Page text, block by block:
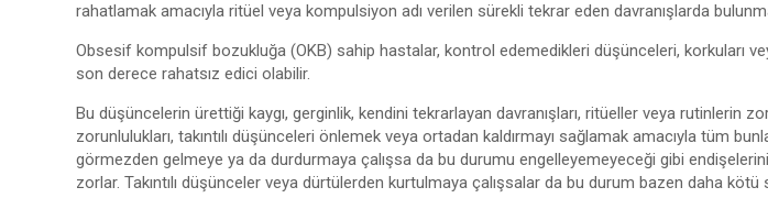
rahatlamak amacıyla ritüel veya kompulsiyon adı verilen sürekli tekrar eden davranışlarda
Obsesif kompulsif bozukluğa (OKB) sahip hastalar, kontrol edemedikleri düşünceleri, korkuları
son derece rahatsız edici olabilir.
Bu düşüncelerin ürettiği kaygı, gerginlik, kendini tekrarlayan davranışları, ritüeller veya rutinlerin
zorunlulukları, takıntılı düşünceleri önlemek veya ortadan kaldırmayı sağlamak amacıyla tüm
görmezden gelmeye ya da durdurmaya çalışsa da bu durumu engelleyemeyeceği gibi
zorlar. Takıntılı düşünceler veya dürtülerden kurtulmaya çalışsalar da bu durum bazen daha